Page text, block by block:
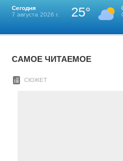
Сегодня
7 августа 2026 г.
25°
САМОЕ ЧИТАЕМОЕ
СЮЖЕТ